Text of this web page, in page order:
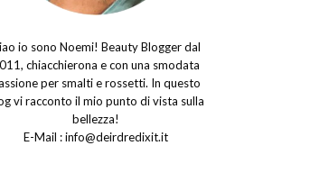
io sono Noemi! Beauty Blogger dal
chiacchierona e con una smodata
per smalti e rossetti. In questo
vi racconto il mio punto di vista sulla
bellezza!
E-Mail :info@deirdredixit.it